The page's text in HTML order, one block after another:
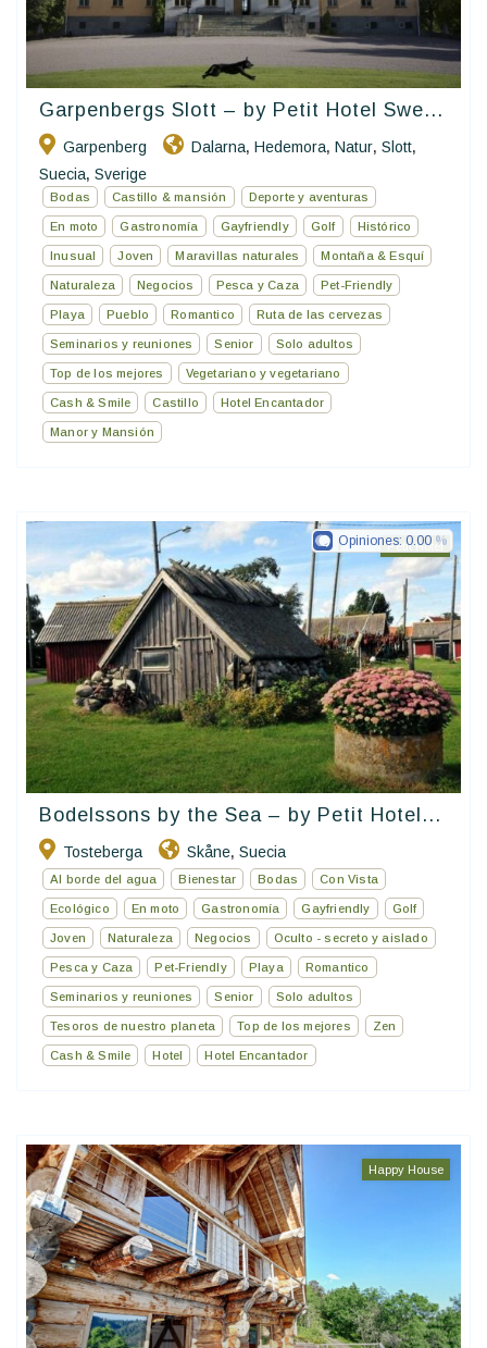
Garpenbergs Slott – by Petit Hotel Swe...
Garpenberg Dalarna, Hedemora, Natur, Slott,
Suecia, Sverige
Bodas Castillo & mansión Deporte y aventuras
En moto Gastronomía Gayfriendly Golf Histórico
Inusual Joven Maravillas naturales Montaña & Esquí
Naturaleza Negocios Pesca y Caza Pet-Friendly
Playa Pueblo Romantico Ruta de las cervezas
Seminarios y reuniones Senior Solo adultos
Top de los mejores Vegetariano y vegetariano
Cash & Smile Castillo Hotel Encantador
Manor y Mansión
Petit Hotel
Bodelssons by the Sea – by Petit Hotel...
Tosteberga Skåne, Suecia
Opiniones: 0.00
Al borde del agua Bienestar Bodas Con Vista
Ecológico En moto Gastronomía Gayfriendly Golf
Joven Naturaleza Negocios Oculto - secreto y aislado
Pesca y Caza Pet-Friendly Playa Romantico
Seminarios y reuniones Senior Solo adultos
Tesoros de nuestro planeta Top de los mejores Zen
Cash & Smile Hotel Hotel Encantador
Happy House